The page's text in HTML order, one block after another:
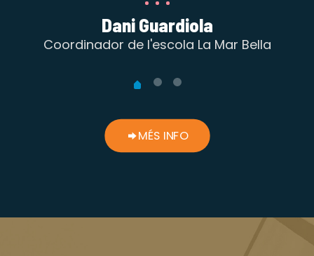
Dani Guardiola
Coordinador de l'escola La Mar Bella
MÉS INFO